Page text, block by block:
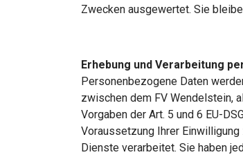
Zwecken ausgewertet. Sie
Erhebung und Verarbeitung
Personenbezogene Daten
zwischen dem FV Wendelstein,
Vorgaben der Art. 5 und 6 EU-
Voraussetzung Ihrer
Dienste verarbeitet. Sie haben